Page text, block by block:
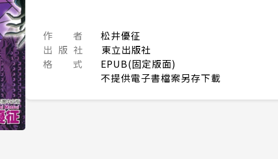
作 者
松井優征
出 版 社
東立出版社
格 式
EPUB(固定版面)
不提供電子書檔案另存下載